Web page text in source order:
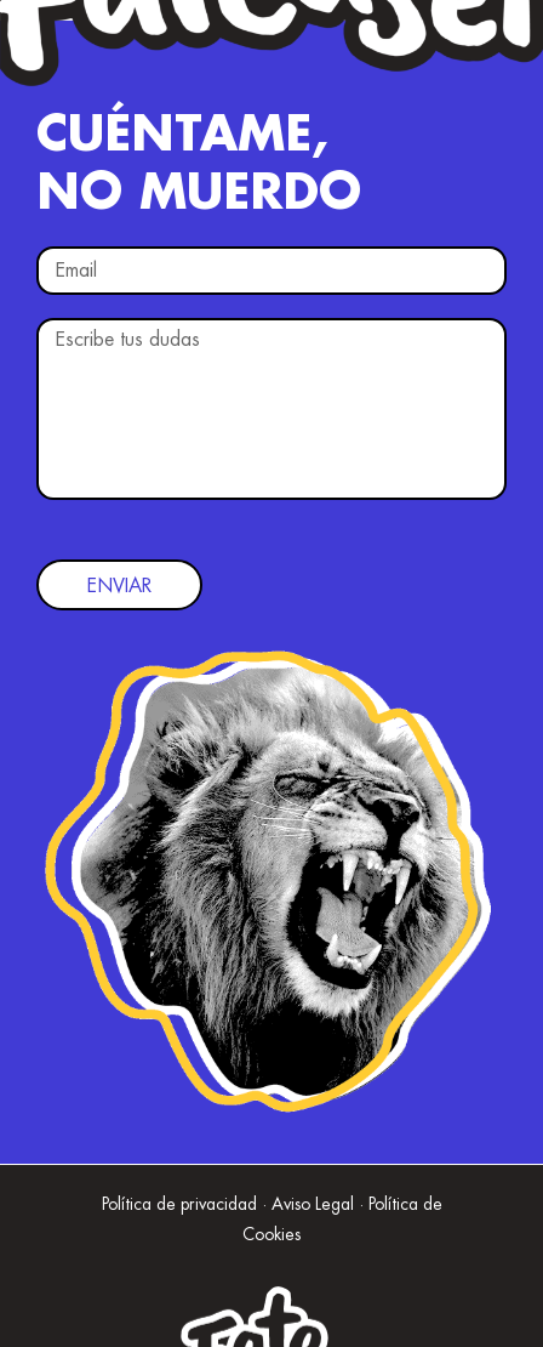
CUÉNTAME,
NO MUERDO
ENVIAR
Política de privacidad · Aviso Legal · Política de
Cookies